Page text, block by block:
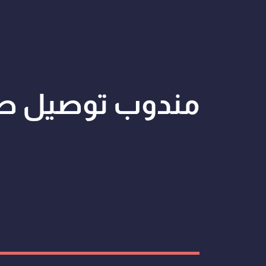
مندوب توصيل